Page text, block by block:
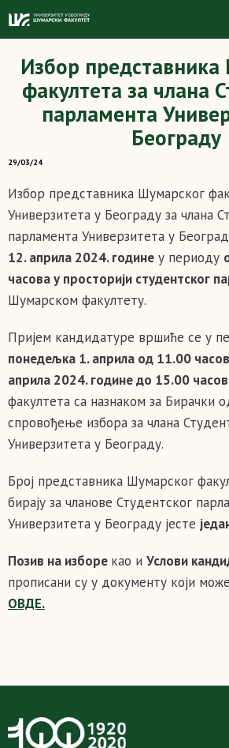
Избор
факултета за члана
парламента
Београду
29/03/24
Избор представника Шумарског
Универзитета у Београду за члана
парламента Универзитета у
12. априла 2024. године у периоду
часова у просторији студентског
Шумарском факултету.
Пријем кандидатуре вршиће се у
понедељка 1. априла од 11.00
априла 2024. године до 15.00
факултета са назнаком за Бирачки
спровођење избора за члана
Универзитета у Београду.
Број представника Шумарског
бирају за чланове Студентског
Универзитета у Београду јесте
Позив на изборе као и Услови
прописани су у документу који
ОВДЕ.